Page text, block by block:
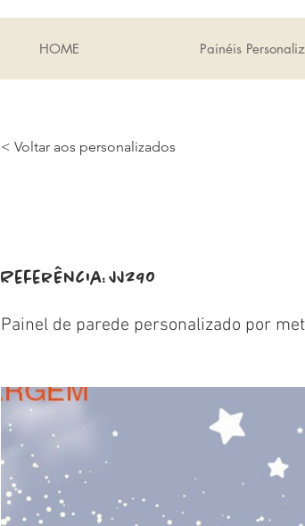
HOME Painéis
< Voltar aos personalizados
Referência: JJ290
Painel de parede personalizado por